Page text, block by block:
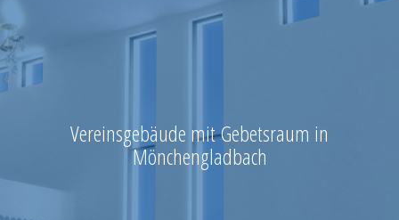
Vereinsgebäude mit Gebetsraum in
Mönchengladbach